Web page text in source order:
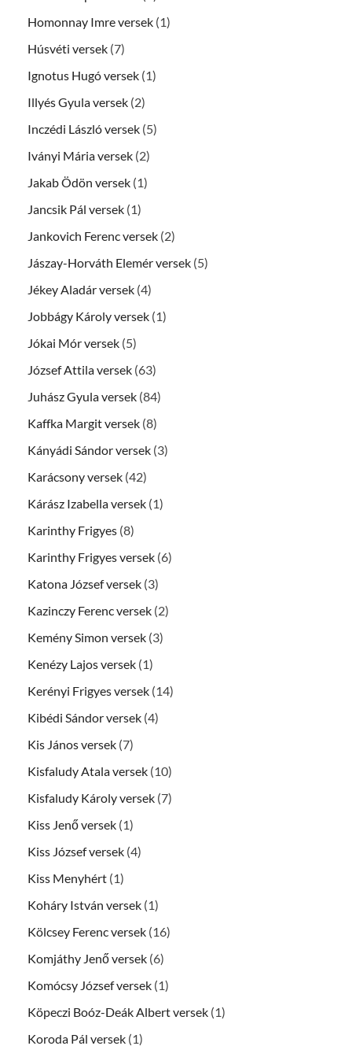
Homonnay Imre versek (1)
Húsvéti versek (7)
Ignotus Hugó versek (1)
Illyés Gyula versek (2)
Inczédi László versek (5)
Iványi Mária versek (2)
Jakab Ödön versek (1)
Jancsik Pál versek (1)
Jankovich Ferenc versek (2)
Jászay-Horváth Elemér versek (5)
Jékey Aladár versek (4)
Jobbágy Károly versek (1)
Jókai Mór versek (5)
József Attila versek (63)
Juhász Gyula versek (84)
Kaffka Margit versek (8)
Kányádi Sándor versek (3)
Karácsony versek (42)
Kárász Izabella versek (1)
Karinthy Frigyes (8)
Karinthy Frigyes versek (6)
Katona József versek (3)
Kazinczy Ferenc versek (2)
Kemény Simon versek (3)
Kenézy Lajos versek (1)
Kerényi Frigyes versek (14)
Kibédi Sándor versek (4)
Kis János versek (7)
Kisfaludy Atala versek (10)
Kisfaludy Károly versek (7)
Kiss Jenő versek (1)
Kiss József versek (4)
Kiss Menyhért (1)
Koháry István versek (1)
Kölcsey Ferenc versek (16)
Komjáthy Jenő versek (6)
Komócsy József versek (1)
Köpeczi Boóz-Deák Albert versek (1)
Koroda Pál versek (1)